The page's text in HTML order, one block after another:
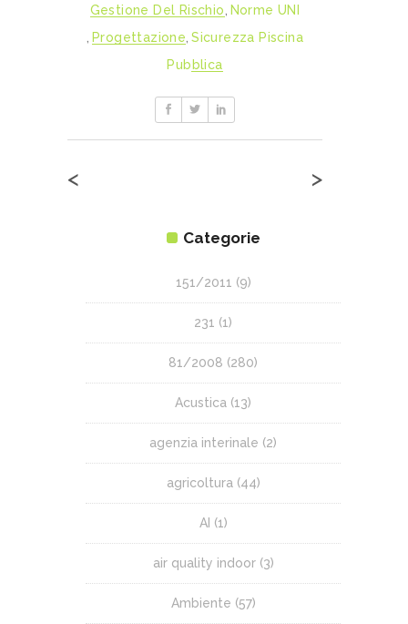
Gestione Del Rischio
Norme UNI
Progettazione Sicurezza Piscina
Pubblica
< >
Categorie
151/2011 (9)
231 (1)
81/2008 (280)
Acustica (13)
agenzia interinale (2)
agricoltura (44)
AI (1)
air quality indoor(3)
Ambiente (57)